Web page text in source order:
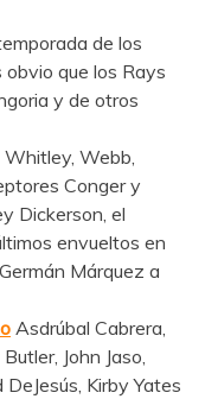
de los
que los Rays
y de otros
Webb,
Conger y
Dickerson, el
envueltos en
Márquez a
Asdrúbal Cabrera,
John Jaso,
Kirby Yates